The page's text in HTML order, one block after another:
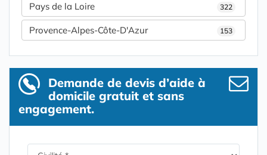
Pays de la Loire 322
Provence-Alpes-Côte-D'Azur 153
Demande de devis d’aide à
domicile gratuit et sans
engagement.